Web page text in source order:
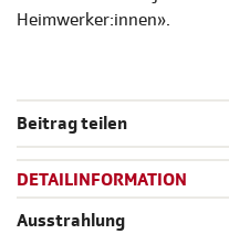
Heimwerker:innen».
Beitrag teilen
DETAILINFORMATION
Ausstrahlung